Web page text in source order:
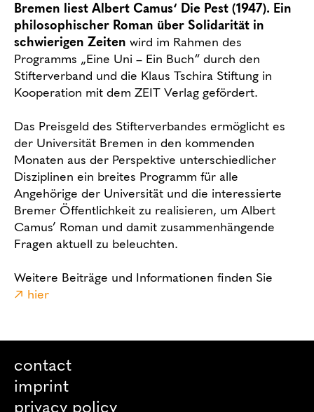
Bremen liest Albert Camus‘ Die Pest (1947). Ein
philosophischer Roman über Solidarität in
schwierigen Zeiten wird im Rahmen des
Programms „Eine Uni – Ein Buch“ durch den
Stifterverband und die Klaus Tschira Stiftung in
Kooperation mit dem ZEIT Verlag gefördert.
Das Preisgeld des Stifterverbandes ermöglicht es
der Universität Bremen in den kommenden
Monaten aus der Perspektive unterschiedlicher
Disziplinen ein breites Programm für alle
Angehörige der Universität und die interessierte
Bremer Öffentlichkeit zu realisieren, um Albert
Camus’ Roman und damit zusammenhängende
Fragen aktuell zu beleuchten.
Weitere Beiträge und Informationen finden Sie
hier
contact
imprint
privacy policy